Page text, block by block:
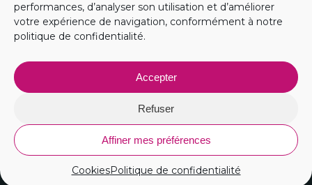
performances, d’analyser son utilisation et d’améliorer
votre expérience de navigation, conformément à notre
politique de confidentialité.
Accepter
Refuser
Affiner mes préférences
CookiesPolitique de confidentialité
ESPACE PRESSE
m2A RECRUTE
Vous avez une question ?
CONTACTEZ NOUS
© Tous droits réservés